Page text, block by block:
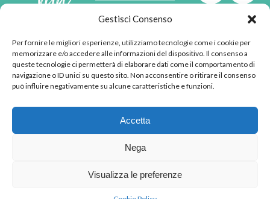
Gestisci Consenso
Per fornire le migliori esperienze, utilizziamo tecnologie come i cookie per
memorizzare e/o accedere alle informazioni del dispositivo. Il consenso a
queste tecnologie ci permetterà di elaborare dati come il comportamento di
navigazione o ID unici su questo sito. Non acconsentire o ritirare il consenso
può influire negativamente su alcune caratteristiche e funzioni.
Accetta
Nega
Visualizza le preferenze
di
emozioni
P.IVA 02592570036 -
born inMaMaStudiOs